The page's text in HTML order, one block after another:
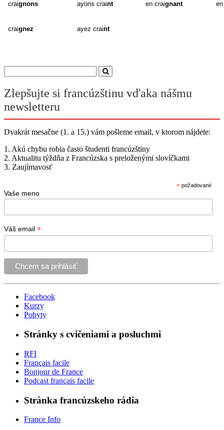
craignons ayons craint en craignant
craignez ayez craint
Zlepšujte si francúzštinu vďaka nášmu
newsletteru
Dvakrát mesačne (1. a 15.) vám pošleme email, v ktorom nájdete:
1. Akú chybu robia často študenti francúzštiny
2. Aktualitu týždňa z Francúzska s preloženými slovíčkami
3. Zaujímavosť
*požadované
Vaše meno
Váš email *
Facebook
Kurzy
Pobyty
Stránky s cvičeniami a posluchmi
RFI
Français facile
Bonjour de France
Podcast français facile
Stránka francúzskeho rádia
France Info